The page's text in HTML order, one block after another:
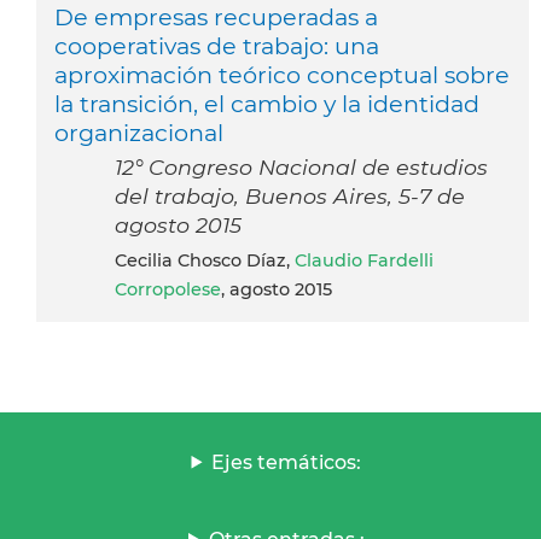
De empresas recuperadas a
cooperativas de trabajo: una
aproximación teórico conceptual sobre
la transición, el cambio y la identidad
organizacional
12° Congreso Nacional de estudios
del trabajo, Buenos Aires, 5-7 de
agosto 2015
Cecilia Chosco Díaz, Claudio Fardelli
Corropolese, agosto 2015
Ejes temáticos: